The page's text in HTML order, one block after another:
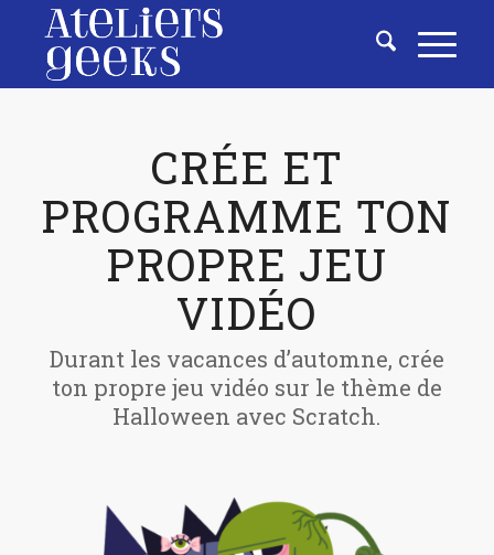
CRÉE ET
PROGRAMME TON
PROPRE JEU
VIDÉO
Durant les vacances d’automne, crée
ton propre jeu vidéo sur le thème de
Halloween avec Scratch.